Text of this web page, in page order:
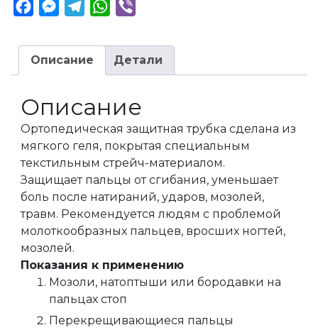
FacebookMessenger
TelegramWhatsApp
Описание Детали
Описание
Ортопедическая защитная трубка сделана из
мягкого геля, покрытая специальным
текстильным стрейч-материалом.
Защищает пальцы от сгибания, уменьшает
боль после натираний, ударов, мозолей,
травм. Рекомендуется людям с проблемой
молоткообразных пальцев, вросших ногтей,
мозолей.
Показания к применению
Мозоли, натоптыши или бородавки на
пальцах стоп
Перекрещивающиеся пальцы